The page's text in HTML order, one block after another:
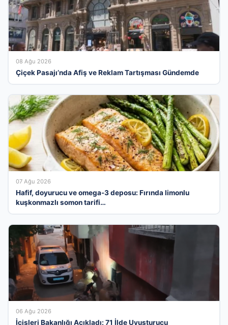
08 Ağu 2026
Çiçek Pasajı’nda Afiş ve Reklam Tartışması Gündemde
07 Ağu 2026
Hafif, doyurucu ve omega-3 deposu: Fırında limonlu
kuşkonmazlı somon tarifi…
06 Ağu 2026
İçişleri Bakanlığı Açıkladı: 71 İlde Uyuşturucu